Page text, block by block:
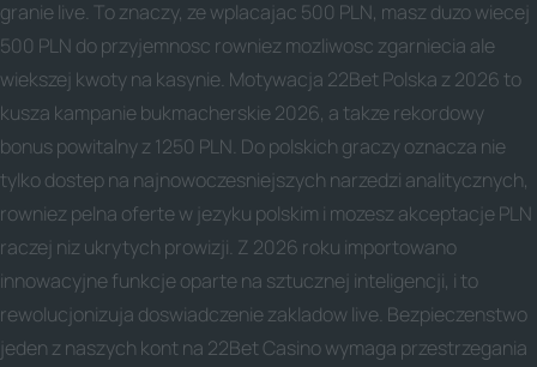
granie live. To znaczy, ze wplacajac 500 PLN, masz duzo wiecej
500 PLN do przyjemnosc rowniez mozliwosc zgarniecia ale
wiekszej kwoty na kasynie. Motywacja 22Bet Polska z 2026 to
kusza kampanie bukmacherskie 2026, a takze rekordowy
bonus powitalny z 1250 PLN. Do polskich graczy oznacza nie
tylko dostep na najnowoczesniejszych narzedzi analitycznych,
rowniez pelna oferte w jezyku polskim i mozesz akceptacje PLN
raczej niz ukrytych prowizji. Z 2026 roku importowano
innowacyjne funkcje oparte na sztucznej inteligencji, i to
rewolucjonizuja doswiadczenie zakladow live. Bezpieczenstwo
jeden z naszych kont na 22Bet Casino wymaga przestrzegania